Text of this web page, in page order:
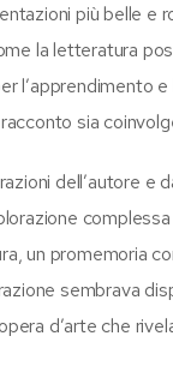
più belle e
la letteratura
l’apprendimento e
sia
dell’autore e
un promemoria
sembrava
d’arte che